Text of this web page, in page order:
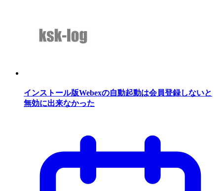
インストール版Webexの自動起動は会員登録しないと
無効に出来なかった